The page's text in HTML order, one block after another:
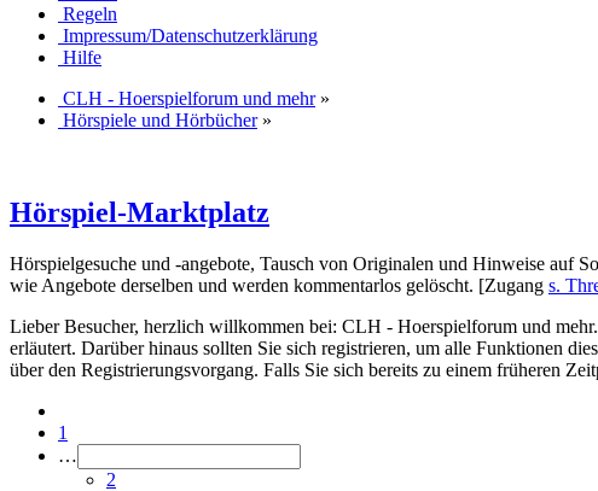
Regeln
Impressum/Datenschutzerklärung
Hilfe
CLH - Hoerspielforum und mehr»
Hörspiele und Hörbücher»
Hörspiel-Marktplatz
Hörspielgesuche und -angebote, Tausch von Originalen und Hinweise auf
wie Angebote derselben und werden kommentarlos gelöscht. [Zugang s.
Lieber Besucher, herzlich willkommen bei: CLH - Hoerspielforum und
erläutert. Darüber hinaus sollten Sie sich registrieren, um alle Funktionen
über den Registrierungsvorgang. Falls Sie sich bereits zu einem früheren
1
…
2